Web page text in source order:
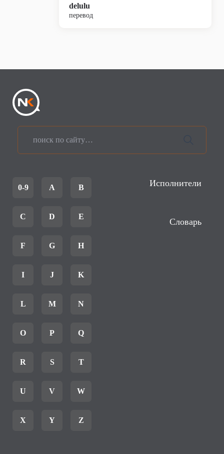
delulu
перевод
0-9 A B
C D E
F G H
I J K
L M N
O P Q
R S T
U V W
X Y Z
Исполнители
Словарь